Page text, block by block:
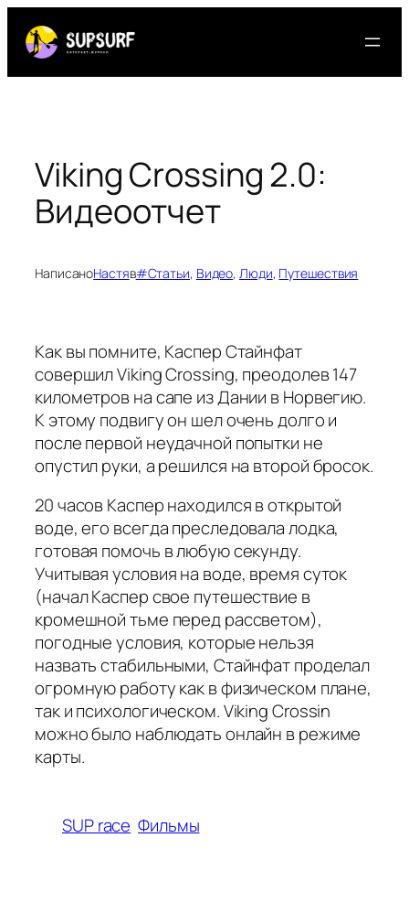
содержимому
Viking Crossing 2.0:
Видеоотчет
НаписаноНастяв#Статьи, Видео, Люди, Путешествия
Как вы помните, Каспер Стайнфат
совершил Viking Crossing, преодолев 147
километров на сапе из Дании в Норвегию.
К этому подвигу он шел очень долго и
после первой неудачной попытки не
опустил руки, а решился на второй бросок.
20 часов Каспер находился в открытой
воде, его всегда преследовала лодка,
готовая помочь в любую секунду.
Учитывая условия на воде, время суток
(начал Каспер свое путешествие в
кромешной тьме перед рассветом),
погодные условия, которые нельзя
назвать стабильными, Стайнфат проделал
огромную работу как в физическом плане,
так и психологическом. Viking Crossin
можно было наблюдать онлайн в режиме
карты.
SUP race Фильмы